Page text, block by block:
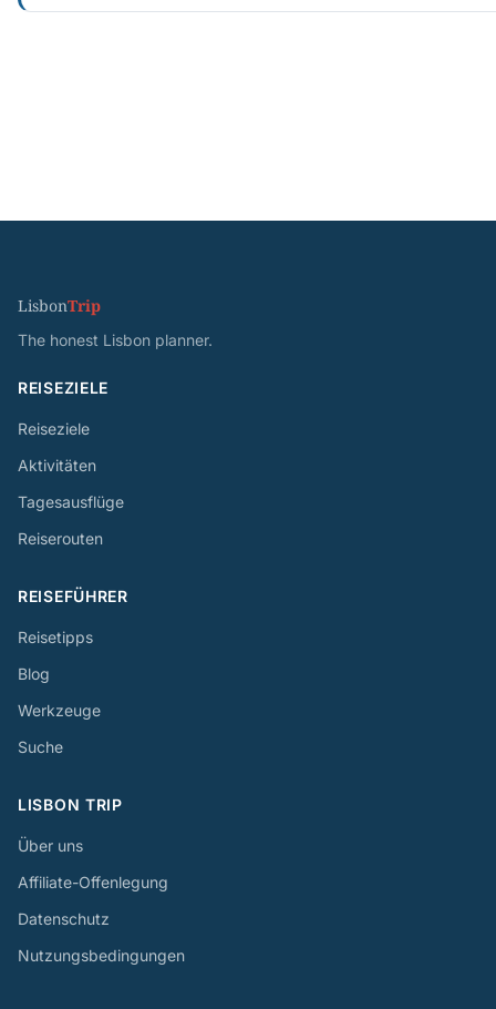
LisbonTrip
The honest Lisbon planner.
REISEZIELE
Reiseziele
Aktivitäten
Tagesausflüge
Reiserouten
REISEFÜHRER
Reisetipps
Blog
Werkzeuge
Suche
LISBON TRIP
Über uns
Affiliate-Offenlegung
Datenschutz
Nutzungsbedingungen